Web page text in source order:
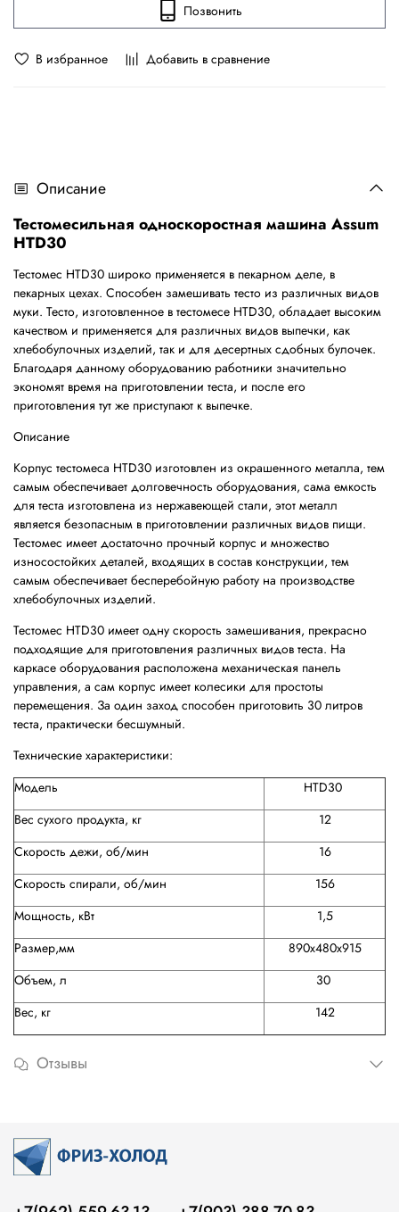
В избранное Добавить в сравнение
Позвонить
Описание
Тестомесильная односкоростная машина Assum
HTD30
Тестомес HTD30 широко применяется в пекарном деле, в
пекарных цехах. Способен замешивать тесто из различных видов
муки. Тесто, изготовленное в тестомесе HTD30, обладает высоким
качеством и применяется для различных видов выпечки, как
хлебобулочных изделий, так и для десертных сдобных булочек.
Благодаря данному оборудованию работники значительно
экономят время на приготовлении теста, и после его
приготовления тут же приступают к выпечке.
Описание
Корпус тестомеса HTD30 изготовлен из окрашенного металла, тем
самым обеспечивает долговечность оборудования, сама емкость
для теста изготовлена из нержавеющей стали, этот металл
является безопасным в приготовлении различных видов пищи.
Тестомес имеет достаточно прочный корпус и множество
износостойких деталей, входящих в состав конструкции, тем
самым обеспечивает бесперебойную работу на производстве
хлебобулочных изделий.
Тестомес HTD30 имеет одну скорость замешивания, прекрасно
подходящие для приготовления различных видов теста. На
каркасе оборудования расположена механическая панель
управления, а сам корпус имеет колесики для простоты
перемещения. За один заход способен приготовить 30 литров
теста, практически бесшумный.
Технические характеристики:
Модель
HTD30
Вес сухого продукта, кг
12
Скорость дежи, об/мин
16
Скорость спирали, об/мин
156
Мощность, кВт
1,5
Размер,мм
890х480х915
Объем, л
30
Вес, кг
142
Отзывы